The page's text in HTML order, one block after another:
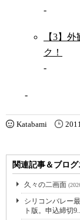
-
【3】
ク！
-
-
Katabami
関連記事＆ブロ
久々の二画面
シリコンバレー
ト版。申込締切